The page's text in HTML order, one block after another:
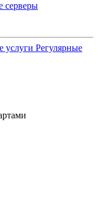
серверы
услуги Регулярные